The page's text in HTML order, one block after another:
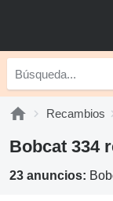
Recambios
Bobcat 334
23 anuncios: